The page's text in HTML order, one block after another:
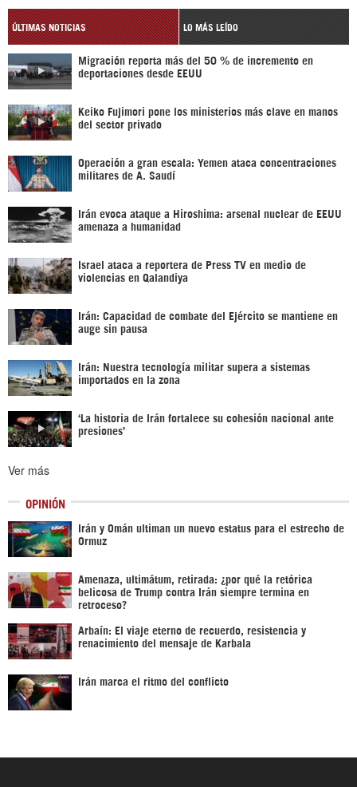
ÚLTIMAS NOTICIAS LO MÁS LEÍDO
Migración reporta más del 50 % de incremento en
deportaciones desde EEUU
Keiko Fujimori pone los ministerios más clave en manos
del sector privado
Operación a gran escala: Yemen ataca concentraciones
militares de A. Saudí
Irán evoca ataque a Hiroshima: arsenal nuclear de EEUU
amenaza a humanidad
Israel ataca a reportera de Press TV en medio de
violencias en Qalandiya
Irán: Capacidad de combate del Ejército se mantiene en
auge sin pausa
Irán: Nuestra tecnología militar supera a sistemas
importados en la zona
‘La historia de Irán fortalece su cohesión nacional ante
presiones’
Ver más
OPINIÓN
Irán y Omán ultiman un nuevo estatus para el estrecho de
Ormuz
Amenaza, ultimátum, retirada: ¿por qué la retórica
belicosa de Trump contra Irán siempre termina en
retroceso?
Arbaín: El viaje eterno de recuerdo, resistencia y
renacimiento del mensaje de Karbala
Irán marca el ritmo del conflicto